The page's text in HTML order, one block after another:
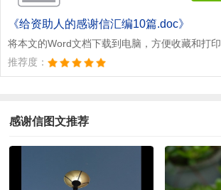
《给资助人的感谢信汇编10篇.doc》
将本文的Word文档下载到电脑，方便收藏和打印
推荐度：
感谢信图文推荐